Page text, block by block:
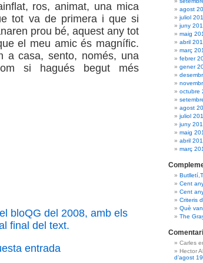
ros, animat, una mica
tot va de primera i que si
prou bé, aquest any tot
el meu amic és magnífic.
a casa, sento, només, una
si hagués begut més
bloQG del 2008, amb els
final del text.
entrada
agost
juliol
juny
maig
abril
març
febrer
gener
octubre
agost
juliol
juny
maig
abril
març
Cent
Cent
Criteris
Què
The
Carles
Hector
d’agost